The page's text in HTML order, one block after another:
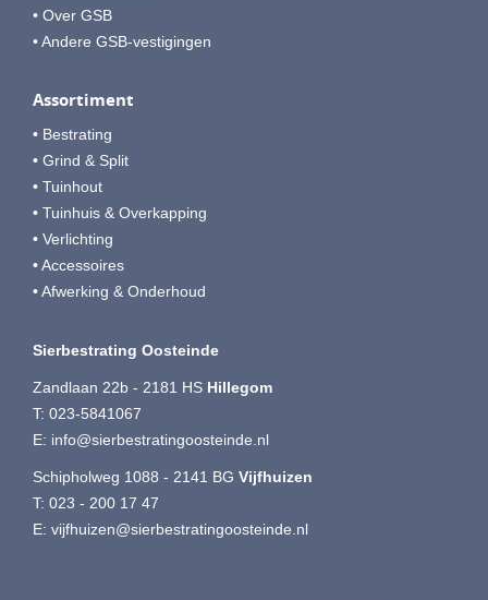
• Over GSB
• Andere GSB-vestigingen
Assortiment
• Bestrating
• Grind & Split
• Tuinhout
• Tuinhuis & Overkapping
• Verlichting
• Accessoires
• Afwerking & Onderhoud
Sierbestrating Oosteinde
Zandlaan 22b - 2181 HS Hillegom
T: 023-5841067
E: info@sierbestratingoosteinde.nl
Schipholweg 1088 - 2141 BG Vijfhuizen
T: 023 - 200 17 47
E: vijfhuizen@sierbestratingoosteinde.nl